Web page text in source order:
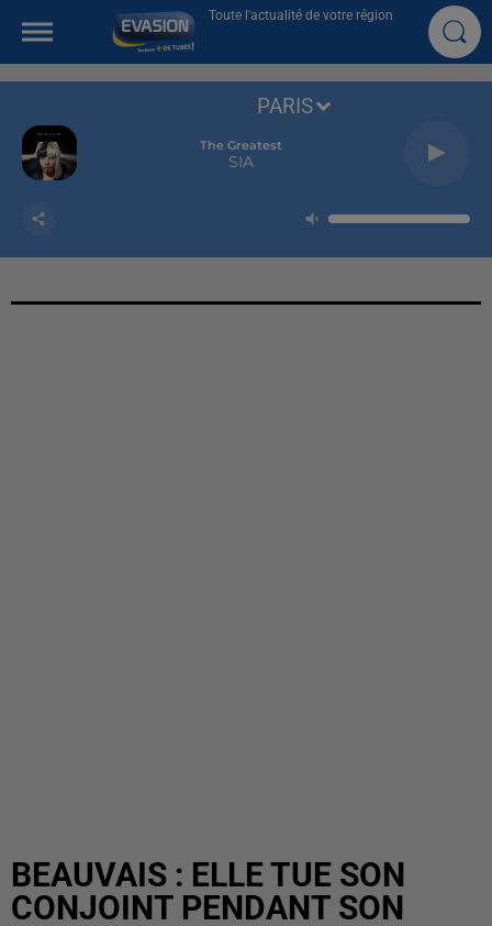
Toute l'actualité de votre région
The Greatest
SIA
PARIS
BEAUVAIS : ELLE TUE SON
CONJOINT PENDANT SON